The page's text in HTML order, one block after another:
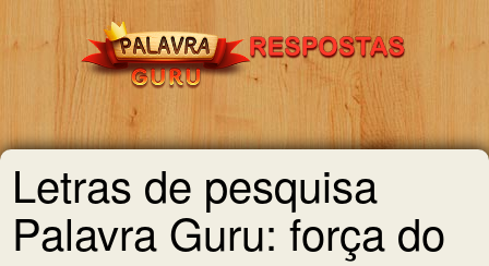
Letras de pesquisa
Palavra Guru: força do